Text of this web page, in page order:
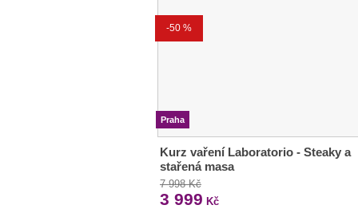
-50 %
Praha
Kurz vaření Laboratorio - Steaky a
stařená masa
7 998 Kč
3 999 Kč